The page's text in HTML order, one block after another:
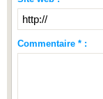
Commentaire * :